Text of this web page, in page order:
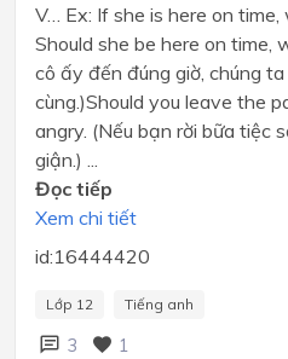
V… Ex: If she is here on time,
Should she be here on time,
cô ấy đến đúng giờ, chúng
cùng.)Should you leave the
angry. (Nếu bạn rời bữa tiệc
giận.) ...
Đọc tiếp
Xem chi tiết
id:16444420
Lớp 12 Tiếng anh
3 1